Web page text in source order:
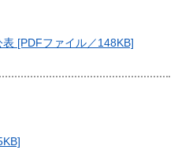
[PDFファイル／148KB]